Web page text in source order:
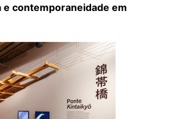
contemporaneidade em